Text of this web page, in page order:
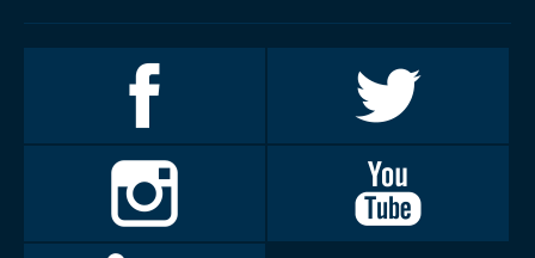
Facebookissa
Twitterissä
Invalidiliitto
Instagramissa
Youtubessa